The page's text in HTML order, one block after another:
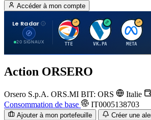
Accéder à mon compte
Le Radar
20 SIGNAUX
T
TTE
V
VK.PA
M
META
Action ORSERO
Orsero S.p.A. ORS.MI BIT: ORS Italie
Consommation de base
IT0005138703
Ajouter à mon portefeuille Créer une